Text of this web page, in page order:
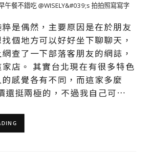
是偶然，主要原因是在於朋友
個地方可以好好坐下聊聊天，
查了一下部落客朋友的網誌，
店。 其實台北現在有很多特色
感覺各有不同，而這家多麼
還挺兩極的，不過我自己可…